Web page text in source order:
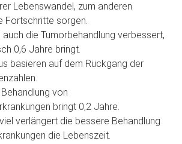
Lebenswandel, zum anderen
Fortschritte sorgen.
auch die Tumorbehandlung verbessert,
0,6 Jahre bringt.
basieren auf dem Rückgang der
von
bringt 0,2 Jahre.
verlängert die bessere Behandlung
die Lebenszeit.